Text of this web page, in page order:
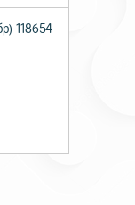
118654